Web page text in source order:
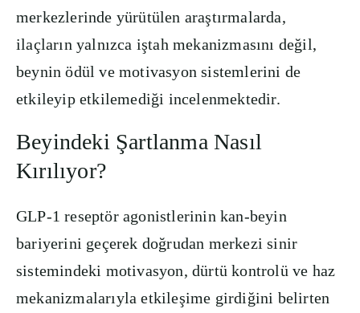
merkezlerinde yürütülen araştırmalarda,
ilaçların yalnızca iştah mekanizmasını değil,
beynin ödül ve motivasyon sistemlerini de
etkileyip etkilemediği incelenmektedir.
Beyindeki Şartlanma Nasıl
Kırılıyor?
GLP-1 reseptör agonistlerinin kan-beyin
bariyerini geçerek doğrudan merkezi sinir
sistemindeki motivasyon, dürtü kontrolü ve haz
mekanizmalarıyla etkileşime girdiğini belirten